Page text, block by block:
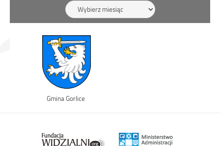
otwiera
oknie
Gmina Gorlice